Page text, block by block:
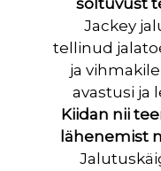
sõltuvust
Jackey
tellinud
ja
avastusi ja
Kiidan nii
lähenemist